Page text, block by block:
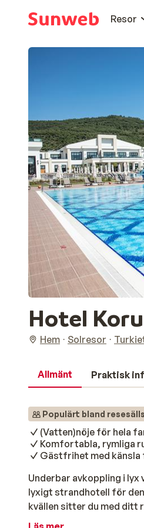
Resor
Hotel
Hem Solresor
Allmänt Praktisk
Populärt bland
(Vatten)nöje för hela
Komfortabla, rymliga
Gästfrihet med
Underbar avkoppling i
lyxigt strandhotell för
kvällen sitter du med ditt
möts moderna faciliteter,